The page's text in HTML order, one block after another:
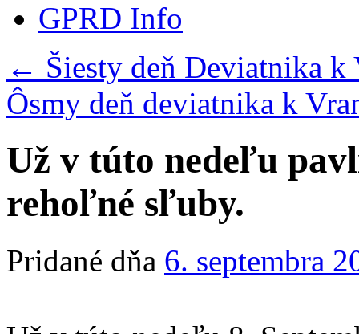
GPRD Info
← Šiesty deň Deviatnika
Ôsmy deň deviatnika k
Už v túto nedeľu
rehoľné sľuby.
Pridané dňa 6. septembra